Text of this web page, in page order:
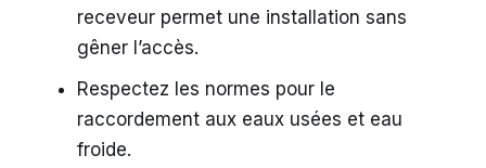
receveur permet une installation sans
gêner l’accès.
Respectez les normes pour le
raccordement aux eaux usées et eau
froide.